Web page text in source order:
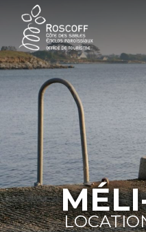
Cookies management